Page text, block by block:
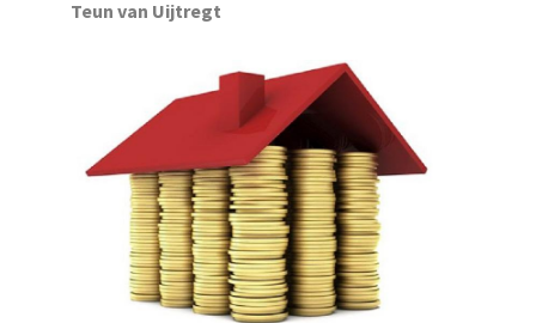
Teun van Uijtregt